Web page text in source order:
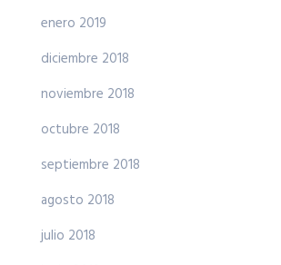
enero 2019
diciembre 2018
noviembre 2018
octubre 2018
septiembre 2018
agosto 2018
julio 2018